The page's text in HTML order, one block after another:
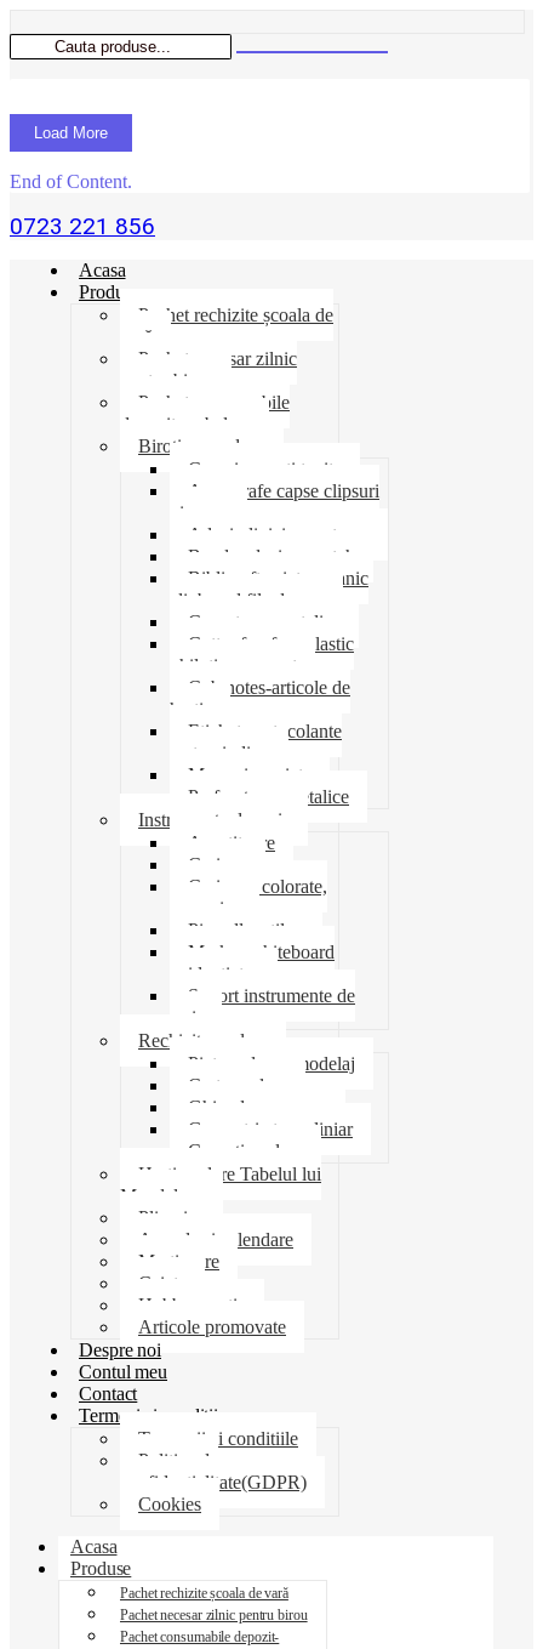
Load More
End of Content.
0723 221 856
Acasa
Produse
Pachet rechizite școala de
vară
Pachet necesar zilnic
pentru birou
Pachet consumabile
depozit-ambalare
Birotica-produse
Cosuri suporti tavite
Ace agrafe capse clipsuri
pioneze
Adeziv lipici corectoare
Banda adeziva-scotch
Biblioraft caiet mecanic
clipboard file dosare
Capsatoare metalice
Cutter foarfeca elastic
ghilotina magnet
Cub notes-articole de
hartie
Etichete autocolante
carton indigo
Mape si serviete
Perforatoare metalice
Instrumente de scris
Ascutitoare
Carioca
Creioane colorate,
mecanice
Pix roller stilou
Marker whiteboard
evidentiator
Suport instrumente de
scris
Rechizite scolare
Pictura desen modelaj
Creta scolara
Ghiozdane penare
Geometrie trusa liniar
Coperti scolare
Harti scolare Tabelul lui
Mendeleev
Plicuri
Agende si calendare
Martisoare
Caiete
Hobby creatie
Articole promovate
Despre noi
Contul meu
Contact
Termeni si conditii
Termenii si conditiile
Politica de
confidentialitate(GDPR)
Cookies
Acasa
Produse
Pachet rechizite școala de vară
Pachet necesar zilnic pentru birou
Pachet consumabile depozit-